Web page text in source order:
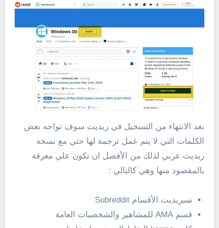
بعد الانتهاء من التسجيل في ريديت سوف تواجه بعض
الكلمات التي لا يتم عمل ترجمة لها حتي مع نسخة
ريديت عربي لذلك من الأفضل ان تكون علي معرفة
بالمقصود منها وهي كالتالي :
سبريديت الأقسام Subreddit
قسم AMA للمشاهير والشخصيات العامة